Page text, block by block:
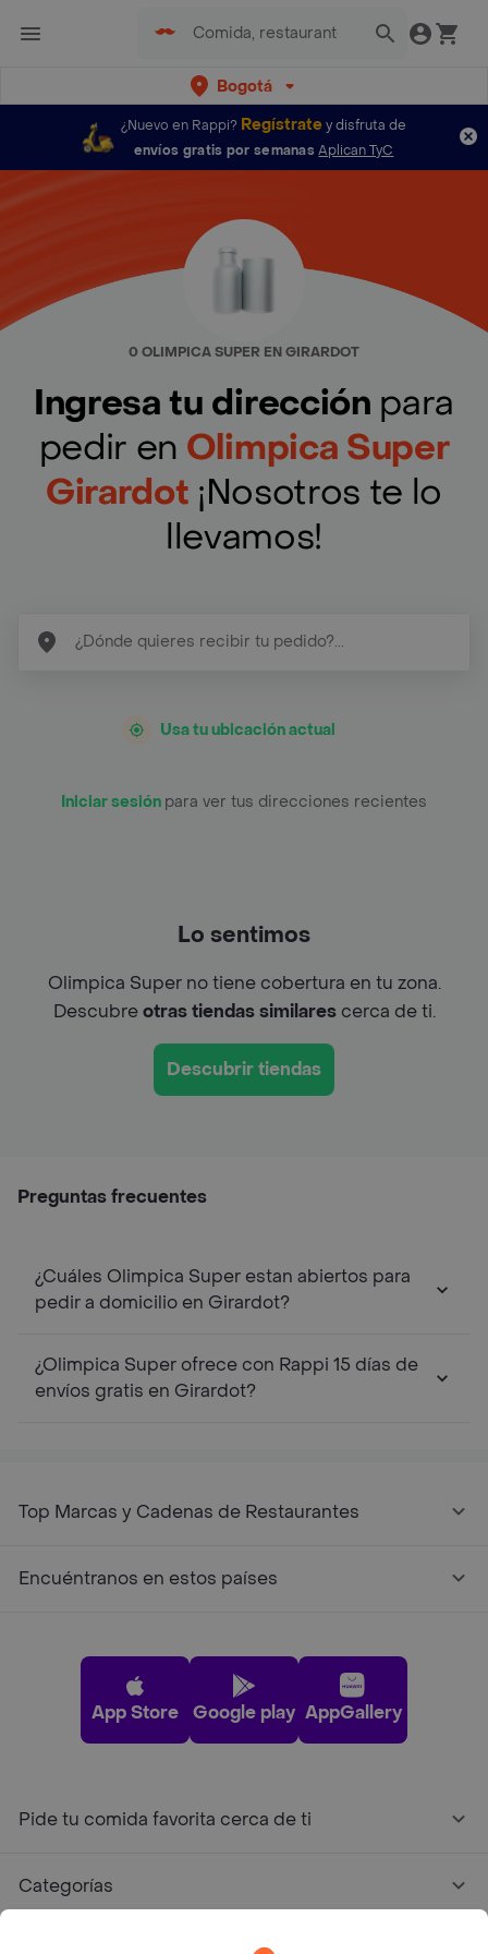
Bogotá
¿Nuevo en Rappi? Regístratey disfruta de
envíos gratis por semanas Aplican TyC
0 OLIMPICA SUPER EN GIRARDOT
Ingresa tu dirección para
pedir en Olimpica Super
Girardot ¡Nosotros te lo
llevamos!
Usa tu ubicación actual
Iniciar sesión para ver tus direcciones recientes
Lo sentimos
Olimpica Super no tiene cobertura en tu zona.
Descubreotras tiendas similarescerca de ti.
Descubrir tiendas
Preguntas frecuentes
¿Cuáles Olimpica Super estan abiertos para
pedir a domicilio en Girardot?
¿Olimpica Super ofrece con Rappi 15 días de
envíos gratis en Girardot?
Top Marcas y Cadenas de Restaurantes
Encuéntranos en estos países
App Store Google play AppGallery
Pide tu comida favorita cerca de ti
Categorías